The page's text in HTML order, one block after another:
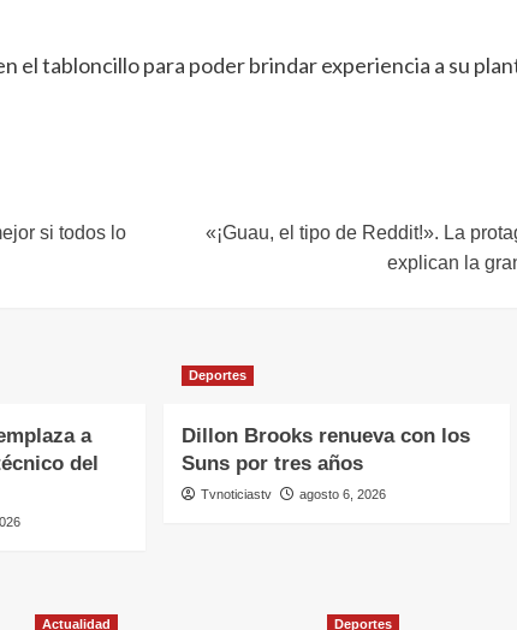
el tabloncillo para poder brindar experiencia a su
si todos lo
«¡Guau, el tipo de Reddit!». La
explican la
a
del
Deportes
Dillon Brooks renueva con los
Suns por tres años
Tvnoticiastv agosto 6, 2026
Actualidad Deportes